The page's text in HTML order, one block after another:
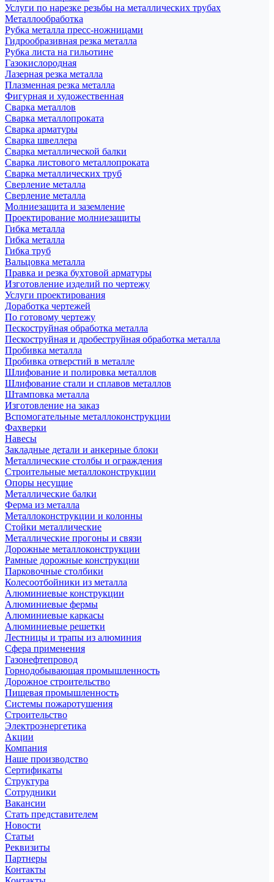
Услуги по нарезке резьбы на металлических трубах
Металлообработка
Рубка металла пресс-ножницами
Гидрообразивная резка металла
Рубка листа на гильотине
Газокислородная
Лазерная резка металла
Плазменная резка металла
Фигурная и художественная
Сварка металлов
Сварка металлопроката
Сварка арматуры
Сварка швеллера
Сварка металлической балки
Сварка листового металлопроката
Сварка металлических труб
Сверление металла
Сверление металла
Молниезащита и заземление
Проектирование молниезащиты
Гибка металла
Гибка металла
Гибка труб
Вальцовка металла
Правка и резка бухтовой арматуры
Изготовление изделий по чертежу
Услуги проектирования
Доработка чертежей
По готовому чертежу
Пескоструйная обработка металла
Пескоструйная и дробеструйная обработка металла
Пробивка металла
Пробивка отверстий в металле
Шлифование и полировка металлов
Шлифование стали и сплавов металлов
Штамповка металла
Изготовление на заказ
Вспомогательные металлоконструкции
Фахверки
Навесы
Закладные детали и анкерные блоки
Металлические столбы и ограждения
Строительные металлоконструкции
Опоры несущие
Металлические балки
Ферма из металла
Металлоконструкции и колонны
Стойки металлические
Металлические прогоны и связи
Дорожные металлоконструкции
Рамные дорожные конструкции
Парковочные столбики
Колесоотбойники из металла
Алюминиевые конструкции
Алюминиевые фермы
Алюминиевые каркасы
Алюминиевые решетки
Лестницы и трапы из алюминия
Сфера применения
Газонефтепровод
Горнодобывающая промышленность
Дорожное строительство
Пищевая промышленность
Системы пожаротушения
Строительство
Электроэнергетика
Акции
Компания
Наше производство
Сертификаты
Структура
Сотрудники
Вакансии
Стать представителем
Новости
Статьи
Реквизиты
Партнеры
Контакты